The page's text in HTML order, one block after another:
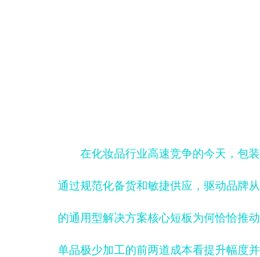
在化妆品行业高速竞争的今天，包
通过规范化备货和敏捷供应，驱动品牌
的通用型解决方案核心短板为何恰恰推
单品极少加工的前两道成本看提升幅度